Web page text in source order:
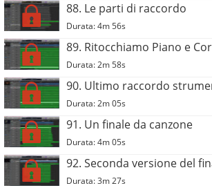
88. Le parti di raccordo
Durata: 4m 56s
89. Ritocchiamo Piano e
Durata: 2m 58s
90. Ultimo raccordo
Durata: 2m 05s
91. Un finale da canzone
Durata: 4m 05s
92. Seconda versione del
Durata: 3m 27s